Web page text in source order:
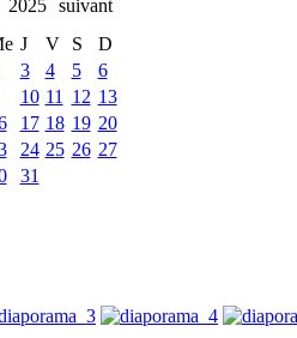
2025
J V S
D
3 4 5
6
10 11 12 13
17 18 19 20
24 25 26 27
31